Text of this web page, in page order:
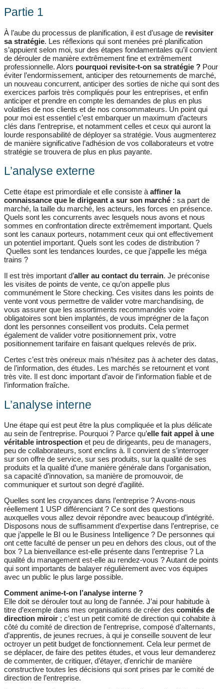
Partie 1
À l’aube du processus de planification, il est d’usage de revisiter
sa stratégie. Les réflexions qui sont menées pré planification
s’appuient selon moi, sur des étapes fondamentales qu’il convient
de dérouler de manière extrêmement fine et extrêmement
professionnelle. Alors pourquoi revisite-t-on sa stratégie ? Pour
éviter l’endormissement, anticiper des retournements de marché,
un nouveau concurrent, anticiper des sorties de niche qui sont des
exercices parfois très compliqués pour les entreprises, et enfin
anticiper et prendre en compte les demandes de plus en plus
volatiles de nos clients et de nos consommateurs. Un point qui
pour moi est essentiel c’est embarquer un maximum d’acteurs
clés dans l’entreprise, et notamment celles et ceux qui auront la
lourde responsabilité de déployer sa stratégie. Vous augmenterez
de manière significative l’adhésion de vos collaborateurs et votre
stratégie se trouvera de plus en plus payante.
L’analyse externe
Cette étape est primordiale et elle consiste à affiner la
connaissance que le dirigeant a sur son marché : sa part de
marché, la taille du marché, les acteurs, les forces en présence.
Quels sont les concurrents avec lesquels nous avons et nous
sommes en confrontation directe extrêmement important. Quels
sont les canaux porteurs, notamment ceux qui ont effectivement
un potentiel important. Quels sont les codes de distribution ?
Quelles sont les tendances lourdes, ce que j’appelle les méga
trains ?
Il est très important d’aller au contact du terrain. Je préconise
les visites de points de vente, ce qu’on appelle plus
communément le Store checking. Ces visites dans les points de
vente vont vous permettre de valider votre marchandising, de
vous assurer que les assortiments recommandés voire
obligatoires sont bien implantés, de vous imprégner de la façon
dont les personnes conseillent vos produits. Cela permet
également de valider votre positionnement prix, votre
positionnement tarifaire en faisant quelques relevés de prix.
Certes c’est très onéreux mais n’hésitez pas à acheter des datas,
de l’information, des études. Les marchés se retournent et vont
très vite. Il est donc important d’avoir de l’information fiable et de
l’information fraîche.
L’analyse interne
Une étape qui est peut être la plus compliquée et la plus délicate
au sein de l’entreprise. Pourquoi ? Parce qu’elle fait appel à une
véritable introspection et peu de dirigeants, peu de managers,
peu de collaborateurs, sont enclins à. Il convient de s’interroger
sur son offre de service, sur ses produits, sur la qualité de ses
produits et la qualité d’une manière générale dans l’organisation,
sa capacité d’innovation, sa manière de promouvoir, de
communiquer et surtout son degré d’agilité.
Quelles sont les croyances dans l’entreprise ? Avons-nous
réellement 1 USP différenciant ? Ce sont des questions
auxquelles vous allez devoir répondre avec beaucoup d’intégrité.
Disposons nous de suffisamment d’expertise dans l’entreprise, ce
que j’appelle le BI ou le Business Intelligence ? De personnes qui
ont cette faculté de penser un peu en dehors des clous, out of the
box ? La bienveillance est-elle présente dans l’entreprise ? La
qualité du management est-elle au rendez-vous ? Autant de points
qui sont importants de balayer régulièrement avec vos équipes
avec un public le plus large possible.
Comment anime-t-on l’analyse interne ?
Elle doit se dérouler tout au long de l’année. J’ai pour habitude à
titre d’exemple dans mes organisations de créer des comités de
direction miroir ; c’est un petit comité de direction qui cohabite à
côté du comité de direction de l’entreprise, composé d’alternants,
d’apprentis, de jeunes recrues, à qui je conseille souvent de leur
octroyer un petit budget de fonctionnement. Cela leur permet de
se déplacer, de faire des petites études, et vous leur demanderez
de commenter, de critiquer, d’étayer, d’enrichir de manière
constructive toutes les décisions qui sont prises par le comité de
direction de l’entreprise.